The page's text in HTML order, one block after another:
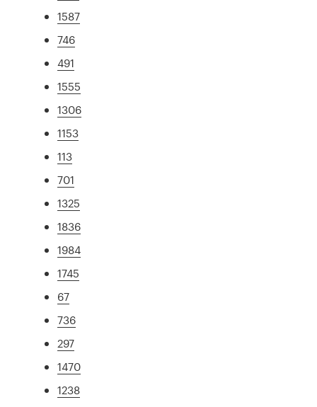
1587
746
491
1555
1306
1153
113
701
1325
1836
1984
1745
67
736
297
1470
1238